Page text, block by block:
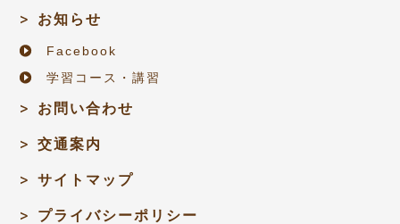
お知らせ
Facebook
学習コース・講習
お問い合わせ
交通案内
サイトマップ
プライバシーポリシー